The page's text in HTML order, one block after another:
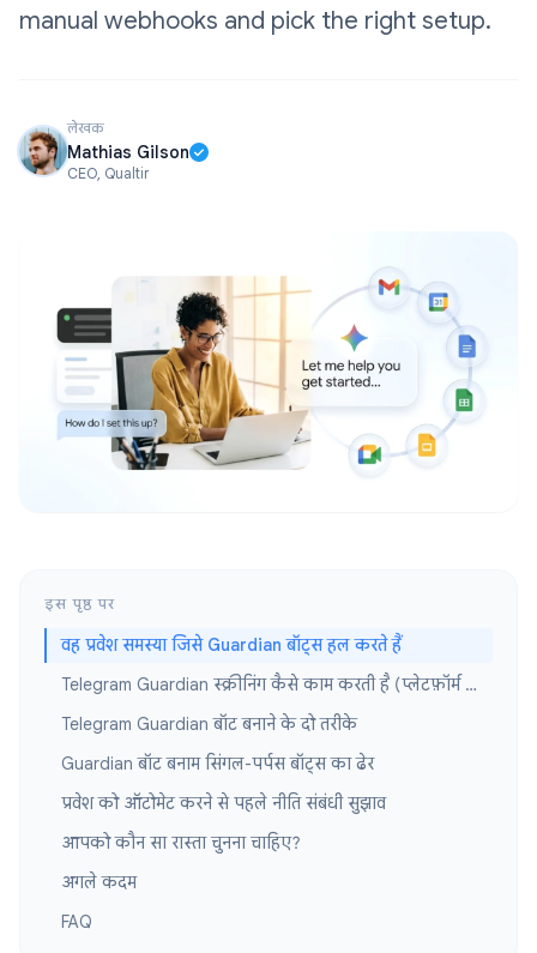
manual webhooks and pick the right setup.
लेखक
Mathias Gilson
CEO, Qualtir
इस पृष्ठ पर
वह प्रवेश समस्या जिसे Guardian बॉट्स हल करते हैं
Telegram Guardian स्क्रीनिंग कैसे काम करती है (प्लेटफ़ॉर्म स्तर)
Telegram Guardian बॉट बनाने के दो तरीके
Guardian बॉट बनाम सिंगल-पर्पस बॉट्स का ढेर
प्रवेश को ऑटोमेट करने से पहले नीति संबंधी सुझाव
आपको कौन सा रास्ता चुनना चाहिए?
अगले कदम
FAQ